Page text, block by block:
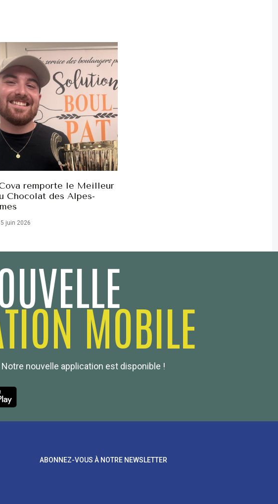
remporte le Meilleur
Chocolat des Alpes-
juin 2026
MOBILE
nouvelle application est disponible !
ABONNEZ-VOUS À NOTRE NEWSLETTER